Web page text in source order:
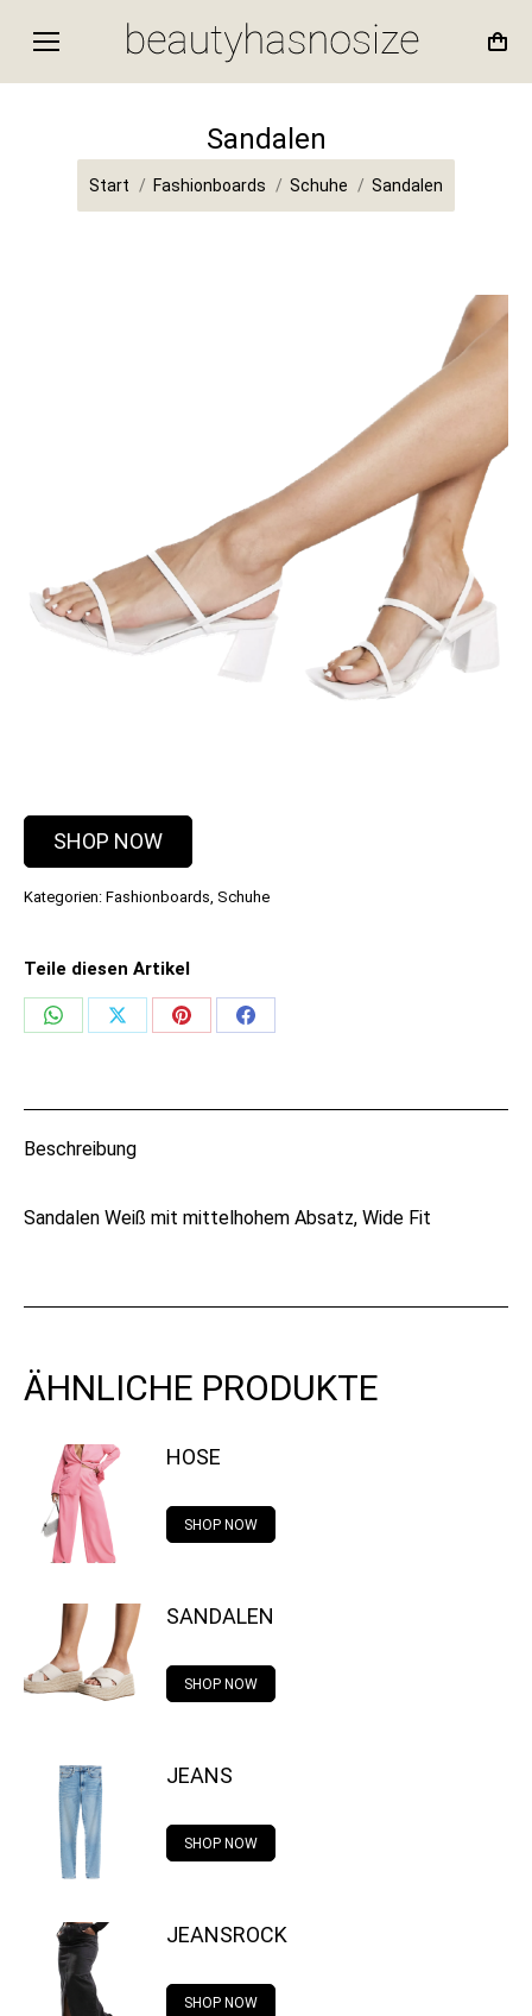
Sandalen
Sie befinden sich hier:
Start Fashionboards Schuhe Sandalen
SHOP NOW
Kategorien: Fashionboards, Schuhe
Teile diesen Artikel
Share
Share
Share
Share
Beschreibung
Sandalen Weiß mit mittelhohem Absatz, Wide Fit
ÄHNLICHE PRODUKTE
HOSE
SHOP NOW
SANDALEN
SHOP NOW
JEANS
SHOP NOW
JEANSROCK
SHOP NOW